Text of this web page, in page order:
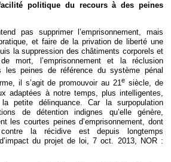
politique du recours à des peines
pas supprimer l’emprisonnement, mais
et faire de la privation de liberté une
la suppression des châtiments corporels et
mort, l’emprisonnement et la réclusion
les peines de référence du système pénal
il s’agit de promouvoir au 21e siècle, de
adaptées à notre temps, plus intelligentes,
petite délinquance. Car la surpopulation
de détention indignes qu’elle génère,
les courtes peines d’emprisonnement, dont
la récidive est depuis longtemps
du projet de loi, 7 oct. 2013, NOR :